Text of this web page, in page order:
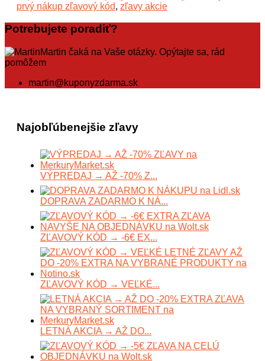
prvý nákup zľavový kód, zľavy akcie
Potrebujete poradiť?
Martin čaká na Vaše otázky. Opýtajte sa, rád
pomôžem
martin@kuponyzdarma.sk
Najobľúbenejšie zľavy
VÝPREDAJ → AŽ -70% Z...
DOPRAVA ZADARMO K NÁ...
ZĽAVOVÝ KÓD → -6€ EX...
ZĽAVOVÝ KÓD → VEĽKÉ...
LETNÁ AKCIA → AŽ DO...